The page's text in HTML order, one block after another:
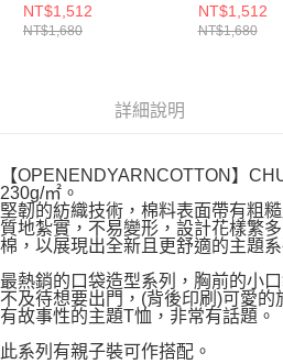
短袖上衣 白色
CH012746W001
NT$1,512
NT$1,680
短袖上衣 黑
NT$1,512
NT$1,680
詳細說明
【OPENENDYARNCOTTON】
230g/㎡。
堅韌的紡織技術，棉料表面帶有粗
質地紮實，不易變形，設計花樣繁
棉，以展現出全新且更舒適的主題系
最熱銷的口袋造型系列，胸前的小
不及待想要出門，(背後印刷)可愛
有故事性的主題T恤，非常有話題。
此系列有親子裝可作搭配。